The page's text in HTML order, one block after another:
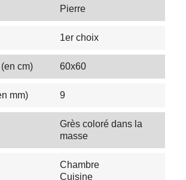
Pierre
1er choix
cm) 60x60
mm) 9
Grès coloré dans la
masse
Chambre
Cuisine